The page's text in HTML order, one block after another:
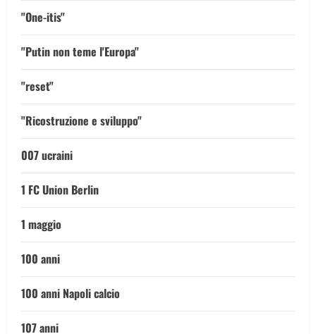
"One-itis"
"Putin non teme l'Europa"
"reset"
"Ricostruzione e sviluppo"
007 ucraini
1 FC Union Berlin
1 maggio
100 anni
100 anni Napoli calcio
107 anni